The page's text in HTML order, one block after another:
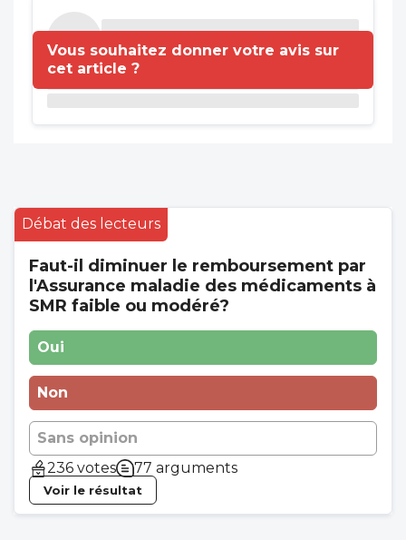
Vous souhaitez donner votre avis sur
cet article ?
Débat des lecteurs
Faut-il diminuer le remboursement par
l'Assurance maladie des médicaments à
SMR faible ou modéré?
Oui
Non
Sans opinion
236 votes
77 arguments
Voir le résultat